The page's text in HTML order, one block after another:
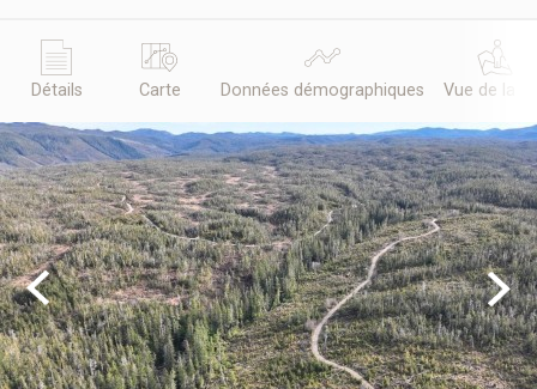
Détails Carte Données démographiques Vue de la
Previous Next